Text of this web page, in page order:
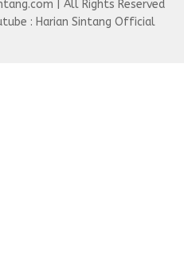
| All Rights Reserved
: Harian Sintang Official